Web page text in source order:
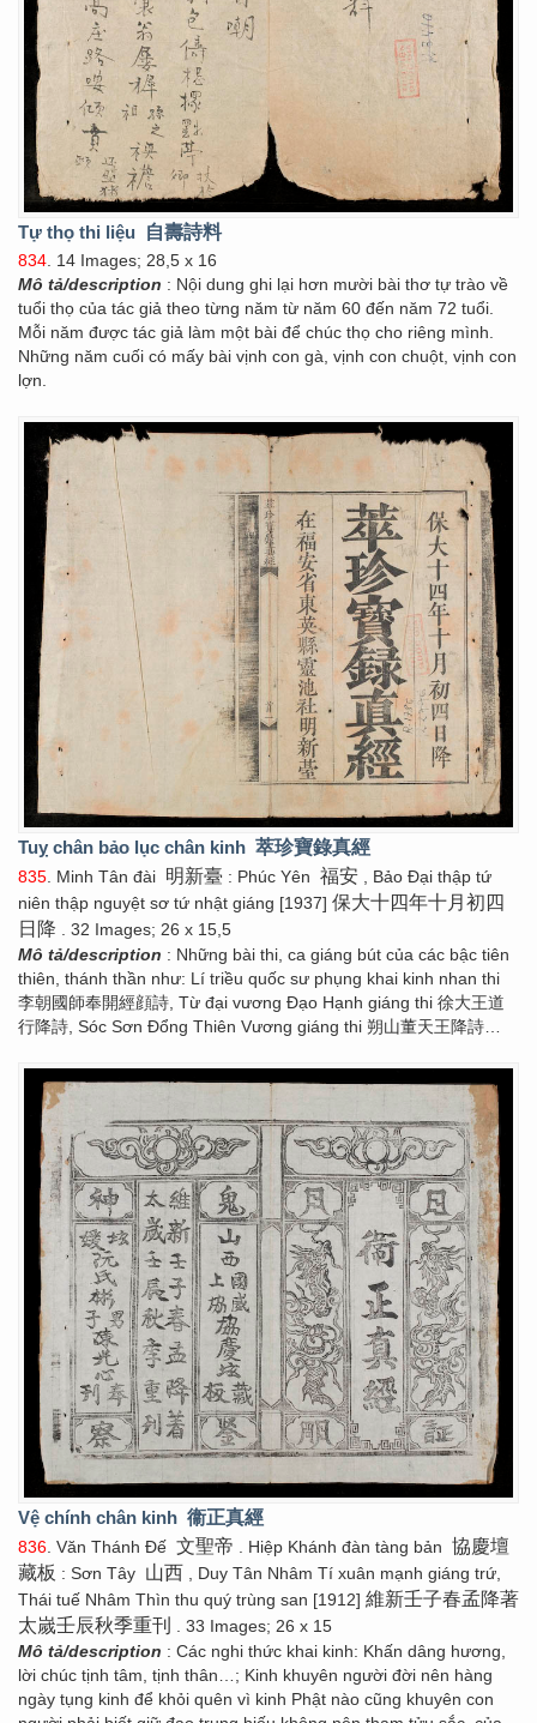
Tự thọ thi liệu 自壽詩料
834 . 14 Images; 28,5 x 16
Mô tả/description : Nội dung ghi lại hơn mười bài thơ tự trào về
tuổi thọ của tác giả theo từng năm từ năm 60 đến năm 72 tuổi.
Mỗi năm được tác giả làm một bài để chúc thọ cho riêng mình.
Những năm cuối có mấy bài vịnh con gà, vịnh con chuột, vịnh con
lợn.
Tuỵ chân bảo lục chân kinh 萃珍寶錄真經
835 . Minh Tân đài 明新臺 : Phúc Yên 福安 , Bảo Đại thập tứ
niên thập nguyệt sơ tứ nhật giáng [1937] 保大十四年十月初四
日降 . 32 Images; 26 x 15,5
Mô tả/description : Những bài thi, ca giáng bút của các bậc tiên
thiên, thánh thần như: Lí triều quốc sư phụng khai kinh nhan thi
李朝國師奉開經顔詩, Từ đại vương Đạo Hạnh giáng thi 徐大王道
行降詩, Sóc Sơn Đổng Thiên Vương giáng thi 朔山董天王降詩…
Vệ chính chân kinh 衞正真經
836 . Văn Thánh Đế 文聖帝 . Hiệp Khánh đàn tàng bản 協慶壇
藏板 : Sơn Tây 山西 , Duy Tân Nhâm Tí xuân mạnh giáng trứ,
Thái tuế Nhâm Thìn thu quý trùng san [1912] 維新壬子春孟降著
太嵗壬辰秋季重刊
. 33 Images; 26 x 15
Mô tả/description : Các nghi thức khai kinh: Khấn dâng hương,
lời chúc tịnh tâm, tịnh thân…; Kinh khuyên người đời nên hàng
ngày tụng kinh để khỏi quên vì kinh Phật nào cũng khuyên con